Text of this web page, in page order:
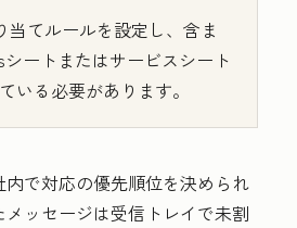
当てルールを設定し、含ま
シートまたはサービスシート
いる必要があります。
で対応の優先順位を決められ
ッセージは受信トレイで未割